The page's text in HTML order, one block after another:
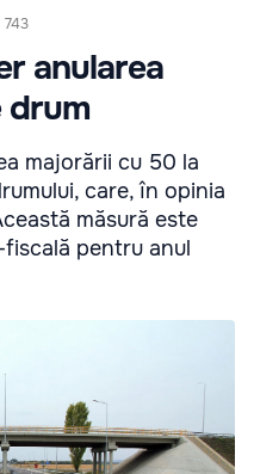
743
anularea
drum
majorării cu 50 la
care, în opinia
măsură este
pentru anul